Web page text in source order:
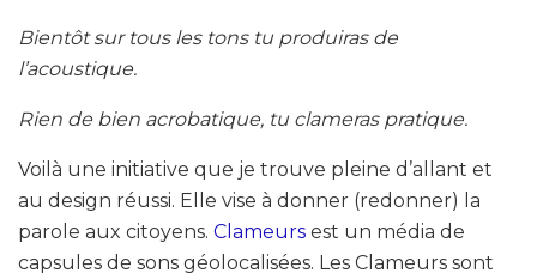
Bientôt sur tous les tons tu produiras de
l’acoustique.
Rien de bien acrobatique, tu clameras pratique.
Voilà une initiative que je trouve pleine d’allant et
au design réussi. Elle vise à donner (redonner) la
parole aux citoyens. Clameurs est un média de
capsules de sons géolocalisées. Les Clameurs sont